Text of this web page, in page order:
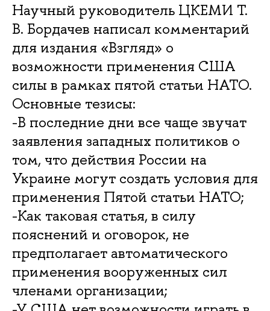
Научный руководитель ЦКЕМИ Т.
В. Бордачев написал комментарий
для издания «Взгляд» о
возможности применения США
силы в рамках пятой статьи НАТО.
Основные тезисы:
-В последние дни все чаще звучат
заявления западных политиков о
том, что действия России на
Украине могут создать условия для
применения Пятой статьи НАТО;
-Как таковая статья, в силу
пояснений и оговорок, не
предполагает автоматического
применения вооруженных сил
членами организации;